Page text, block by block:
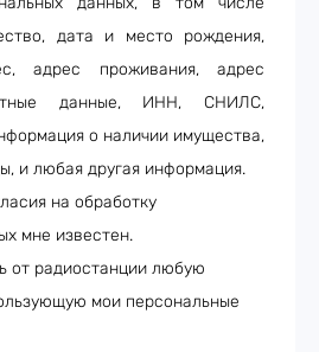
дата и место рождения,
адрес проживания, адрес
данные, ИНН, СНИЛС,
о наличии имущества,
и любая другая информация.
на обработку
мне известен.
от радиостанции любую
мои персональные